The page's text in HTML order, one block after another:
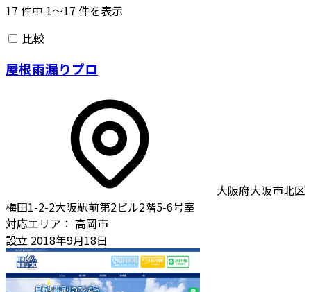
17 件中 1〜17 件を表示
比較
屋根雨漏りプロ
大阪府大阪市北区
梅田1-2-2大阪駅前第2ビル2階5-6号室
対応エリア： 高岡市
設立 2018年9月18日